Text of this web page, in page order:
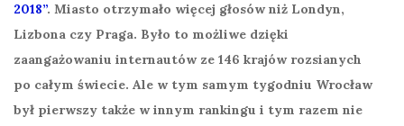
2018”. Miasto otrzymało więcej głosów niż Londyn,
Lizbona czy Praga. Było to możliwe dzięki
zaangażowaniu internautów ze 146 krajów rozsianych
po całym świecie. Ale w tym samym tygodniu Wrocław
był pierwszy także w innym rankingu i tym razem nie